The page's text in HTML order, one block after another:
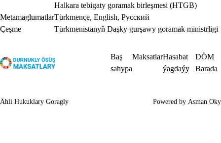
Halkara tebigaty goramak birleşmesi (HTGB)
MetamaglumatlarTürkmençe, English, Русский
Çeşme
Türkmenistanyň Daşky gurşawy goramak ministrligi
Baş
sahypa
MaksatlarHasabat
ýagdaýy
DÖM
Barada
Ähli Hukuklary Goragly Powered by Asman Oky